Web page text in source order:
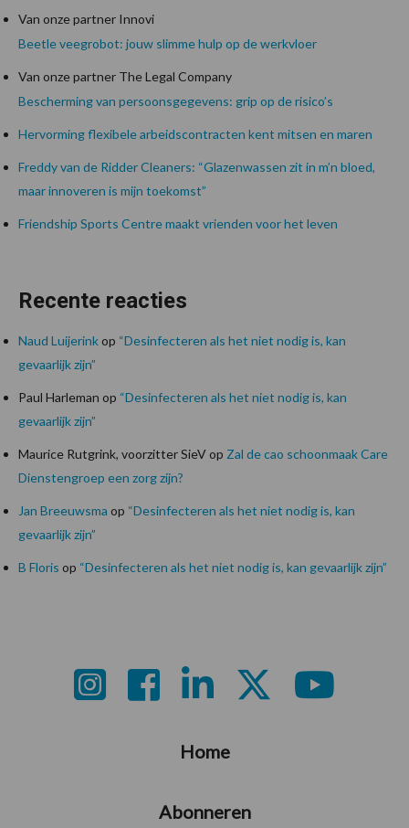
Van onze partner Innovi
Beetle veegrobot: jouw slimme hulp op de werkvloer
Van onze partner The Legal Company
Bescherming van persoonsgegevens: grip op de risico’s
Hervorming flexibele arbeidscontracten kent mitsen en maren
Freddy van de Ridder Cleaners: “Glazenwassen zit in m’n bloed,
maar innoveren is mijn toekomst”
Friendship Sports Centre maakt vrienden voor het leven
Recente reacties
Naud Luijerinkop “Desinfecteren als het niet nodig is, kan
gevaarlijk zijn”
Paul Harleman op “Desinfecteren als het niet nodig is, kan
gevaarlijk zijn”
Maurice Rutgrink, voorzitter SieVop Zal de cao schoonmaak Care
Dienstengroep een zorg zijn?
Jan Breeuwsma op “Desinfecteren als het niet nodig is, kan
gevaarlijk zijn”
B Floris op “Desinfecteren als het niet nodig is, kan gevaarlijk zijn”
Home
Abonneren